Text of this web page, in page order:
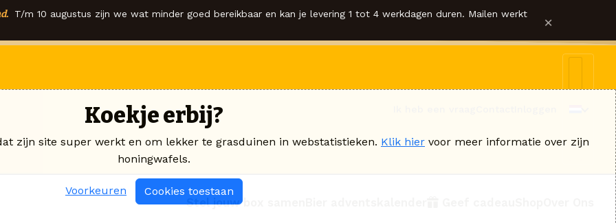
T/m 10 augustus zijn we wat minder goed bereikbaar en kan je levering 1 tot 4 werkdagen duren. Mailen werkt ×
Stel jouw box samen
Koekje erbij?
zijn site super werkt en om lekker te grasduinen in webstatistieken. Klik hier voor meer informatie over zijn
honingwafels.
Voorkeuren Cookies toestaan